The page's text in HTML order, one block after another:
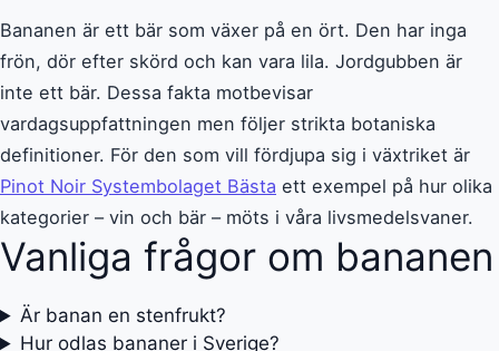
Bananen är ett bär som växer på en ört. Den har inga
frön, dör efter skörd och kan vara lila. Jordgubben är
inte ett bär. Dessa fakta motbevisar
vardagsuppfattningen men följer strikta botaniska
definitioner. För den som vill fördjupa sig i växtriket är
Pinot Noir Systembolaget Bästa ett exempel på hur olika
kategorier – vin och bär – möts i våra livsmedelsvaner.
Vanliga frågor om bananen
Är banan en stenfrukt?
Hur odlas bananer i Sverige?